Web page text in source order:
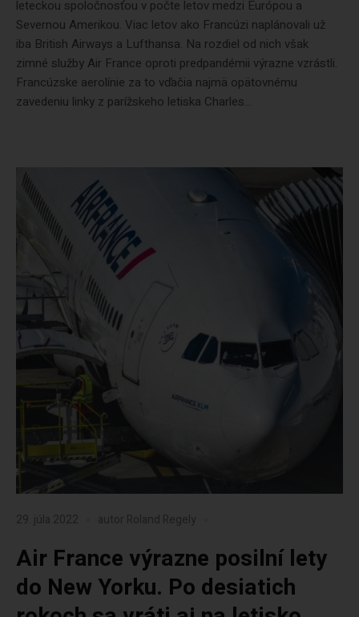
leteckou spoločnosťou v počte letov medzi Európou a
Severnou Amerikou. Viac letov ako Francúzi naplánovali už
iba British Airways a Lufthansa. Na rozdiel od nich však
zimné služby Air France oproti predpandémii výrazne vzrástli.
Francúzske aerolínie za to vďačia najmä opätovnému
zavedeniu linky z parížskeho letiska Charles...
29. júla 2022 autor Roland Regely
Air France výrazne posilní lety
do New Yorku. Po desiatich